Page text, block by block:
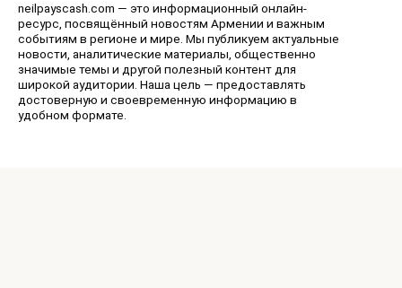
neilpayscash.com — это информационный онлайн-
ресурс, посвящённый новостям Армении и важным
событиям в регионе и мире. Мы публикуем актуальные
новости, аналитические материалы, общественно
значимые темы и другой полезный контент для
широкой аудитории. Наша цель — предоставлять
достоверную и своевременную информацию в
удобном формате.